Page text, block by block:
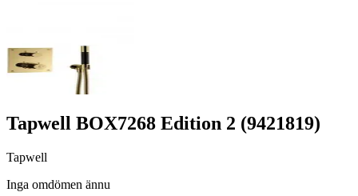
Tapwell BOX7268 Edition 2 (9421819)
Tapwell
Inga omdömen ännu